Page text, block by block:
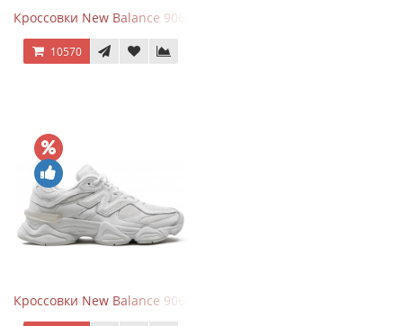
Кроссовки New Balance 9060 Black Castlerock
10570
Кроссовки New Balance 9060 Triple White